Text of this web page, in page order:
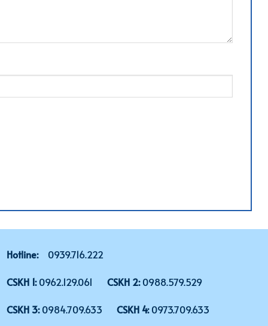
Hotline: 0939.716.222
CSKH 1:0962.129.061 CSKH 2:0988.579.529
CSKH 3:0984.709.633 CSKH 4:0973.709.633